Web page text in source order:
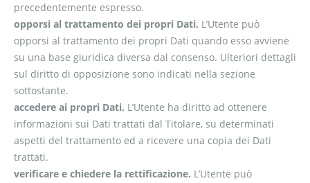
precedentemente espresso.
opporsi al trattamento dei propri Dati. L’Utente può
opporsi al trattamento dei propri Dati quando esso avviene
su una base giuridica diversa dal consenso. Ulteriori dettagli
sul diritto di opposizione sono indicati nella sezione
sottostante.
accedere ai propri Dati. L’Utente ha diritto ad ottenere
informazioni sui Dati trattati dal Titolare, su determinati
aspetti del trattamento ed a ricevere una copia dei Dati
trattati.
verificare e chiedere la rettificazione. L’Utente può